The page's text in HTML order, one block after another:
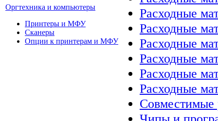
Оргтехника и компьютеры
Принтеры и МФУ
Сканеры
Опции к принтерам и МФУ
Расходные
Расходные
Расходные
Расходные
Расходные
Расходные
Совместимые